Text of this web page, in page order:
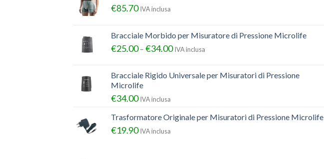
€85.70 IVA inclusa
Bracciale Morbido per Misuratore di Pressione Microlife
€25.00– €34.00 IVA inclusa
Bracciale Rigido Universale per Misuratori di Pressione
Microlife
€34.00 IVA inclusa
Trasformatore Originale per Misuratori di Pressione Microlife
€19.90 IVA inclusa